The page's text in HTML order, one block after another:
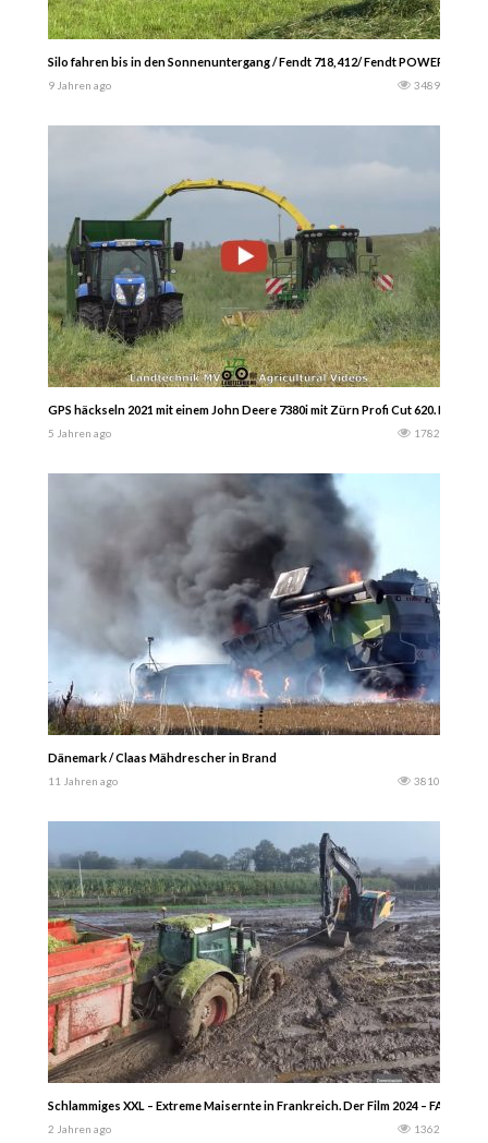
Silo fahren bis in den Sonnenuntergang / Fendt 718, 412/ Fendt POWER —
9 Jahren ago 3489
GPS häckseln 2021 mit einem John Deere 7380i mit Zürn Profi Cut 620. Für
5 Jahren ago 1782
Dänemark / Claas Mähdrescher in Brand
11 Jahren ago 3810
Schlammiges XXL – Extreme Maisernte in Frankreich. Der Film 2024 – FARM
2 Jahren ago 1362